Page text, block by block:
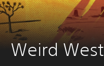
Weird West